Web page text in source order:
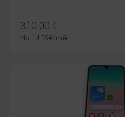
310.00 €
No 14.09€/mēn.